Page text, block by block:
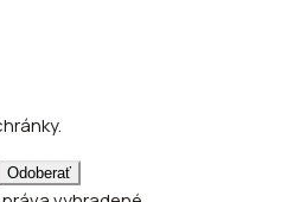
Odoberať